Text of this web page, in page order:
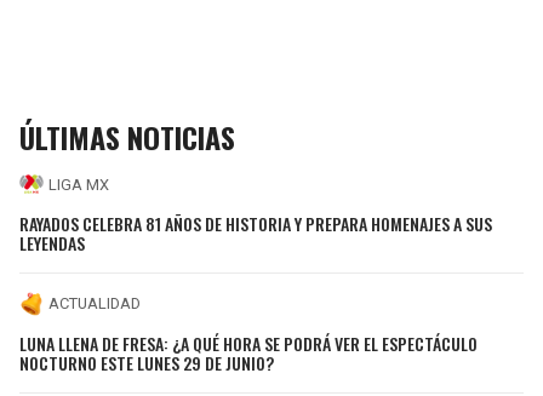
ÚLTIMAS NOTICIAS
LIGA MX
RAYADOS CELEBRA 81 AÑOS DE HISTORIA Y PREPARA HOMENAJES A SUS
LEYENDAS
ACTUALIDAD
LUNA LLENA DE FRESA: ¿A QUÉ HORA SE PODRÁ VER EL ESPECTÁCULO
NOCTURNO ESTE LUNES 29 DE JUNIO?